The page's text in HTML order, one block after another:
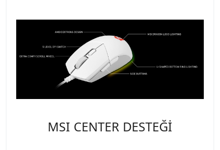
MSI CENTER DESTEĞİ